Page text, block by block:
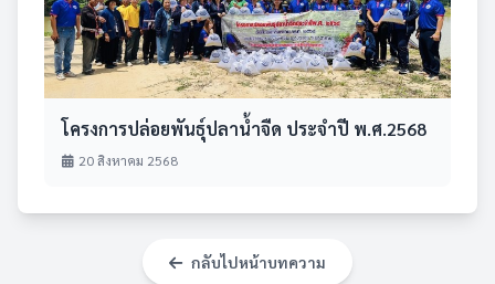
โครงการปล่อยพันธุ์ปลาน้ำจืด ประจำปี พ.ศ.2568
20 สิงหาคม 2568
กลับไปหน้าบทความ